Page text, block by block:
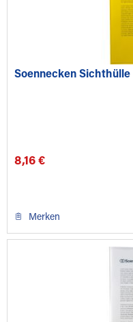
Soennecken Sichthülle
8,16 €
Merken